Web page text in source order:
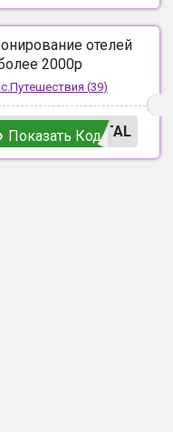
отелей
2000р
(39)
TAL
Показать Код